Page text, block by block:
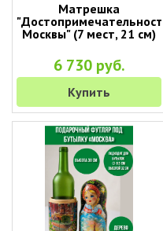
Матрешка
"Достопримечательности
Москвы" (7 мест, 21 см)
6 730 руб.
Купить